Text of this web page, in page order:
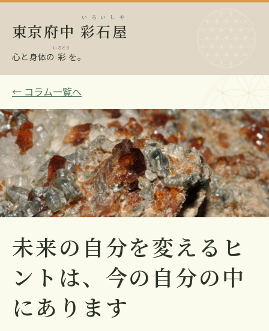
東京府中 彩石屋
いろいしや
心と身体の 彩
いろどり
を。
← コラム一覧へ
未来の自分を変えるヒ
ントは、今の自分の中
にあります